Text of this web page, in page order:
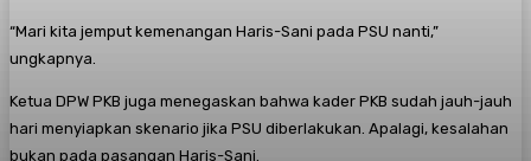
“Mari kita jemput kemenangan Haris-Sani pada PSU nanti,”
ungkapnya.
Ketua DPW PKB juga menegaskan bahwa kader PKB sudah jauh-jauh
hari menyiapkan skenario jika PSU diberlakukan. Apalagi, kesalahan
bukan pada pasangan Haris-Sani.